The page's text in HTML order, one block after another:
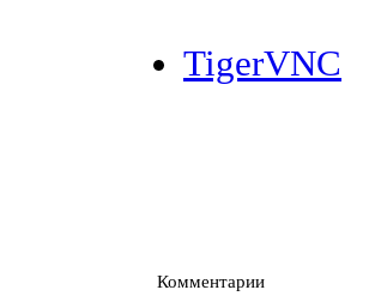
TigerVNC
Комментарии